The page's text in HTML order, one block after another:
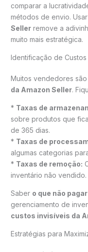
comparar a
métodos de envio.
Sellerremove a
muito mais estratégica.
Identificação de Custos
Muitos vendedores
da Amazon Seller.
* Taxas de
sobre produtos que
de 365 dias.
* Taxas de
algumas categorias
* Taxas de remoção:
inventário não vendido.
Saber o que não
gerenciamento de
custos invisíveis da
Estratégias para